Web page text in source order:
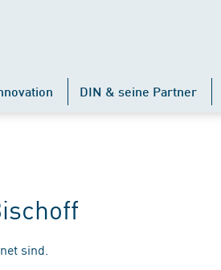
DIN & seine Partner
sind.